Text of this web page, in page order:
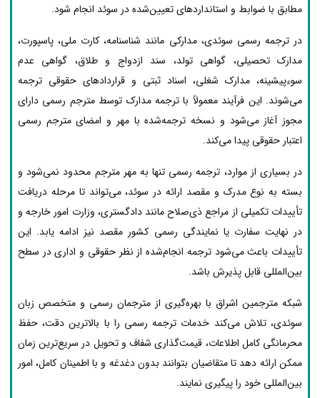
مطابق با ضوابط و استانداردهای تعیین‌شده در سوئد انجام شود.
در ترجمه رسمی سوئدی، مدارکی مانند شناسنامه، کارت ملی، پاسپورت،
مدارک تحصیلی، گواهی تولد، سند ازدواج و طلاق، گواهی عدم
سوءپیشینه، مدارک شغلی، اسناد ثبتی و قراردادهای حقوقی ترجمه
می‌شوند. این فرآیند معمولاً با ترجمه مدارک توسط مترجم رسمی دارای
مجوز آغاز می‌شود و نسخه ترجمه‌شده با مهر و امضای مترجم رسمی
اعتبار حقوقی پیدا می‌کند.
در بسیاری از موارد، ترجمه رسمی تنها به مهر مترجم محدود نمی‌شود و
بسته به نوع مدرک و مقصد ارائه در سوئد، می‌تواند تا مرحله دریافت
تأییدات تکمیلی از مراجع ذی‌صلاح مانند دادگستری، وزارت امور خارجه و
در نهایت سفارت یا نمایندگی رسمی کشور مقصد نیز ادامه یابد. این
تأییدات باعث می‌شود ترجمه انجام‌شده از نظر حقوقی و اداری در سطح
بین‌المللی قابل پذیرش باشد.
شبکه مترجمین اشراق با بهره‌گیری از مترجمان رسمی و متخصص زبان
سوئدی، تلاش می‌کند خدمات ترجمه رسمی را با بالاترین دقت، حفظ
محرمانگی کامل اطلاعات، قیمت‌گذاری شفاف و تحویل در سریع‌ترین زمان
ممکن ارائه دهد تا متقاضیان بتوانند بدون دغدغه و با اطمینان کامل، امور
بین‌المللی خود را پیگیری نمایند.